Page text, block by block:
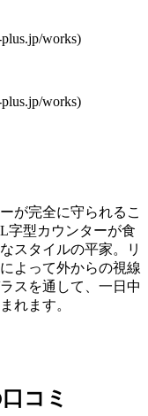
works)
works)
が完全に守られるこ
字型カウンターが食
スタイルの平家。リ
よって外からの視線
スを通して、一日中
れます。
コミ